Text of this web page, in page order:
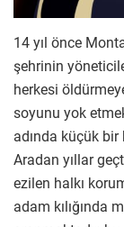
14 yıl önce
şehrinin
herkesi
soyunu yok
adında küçük bir
Aradan yıllar
ezilen halkı
adam kılığında